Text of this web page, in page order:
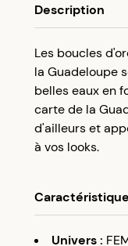
compte client et
votre cagnotte
Utilisez votre
prochaine
Description
Les boucles
la Guadeloupe
belles eaux en
carte de la
d'ailleurs et
à vos looks.
Univers: